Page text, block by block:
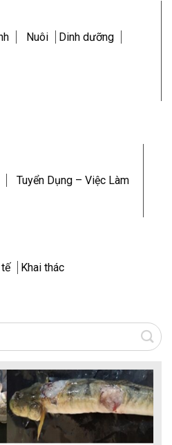
Nuôi Dinh dưỡng
Tuyển Dụng – Việc Làm
Khai thác